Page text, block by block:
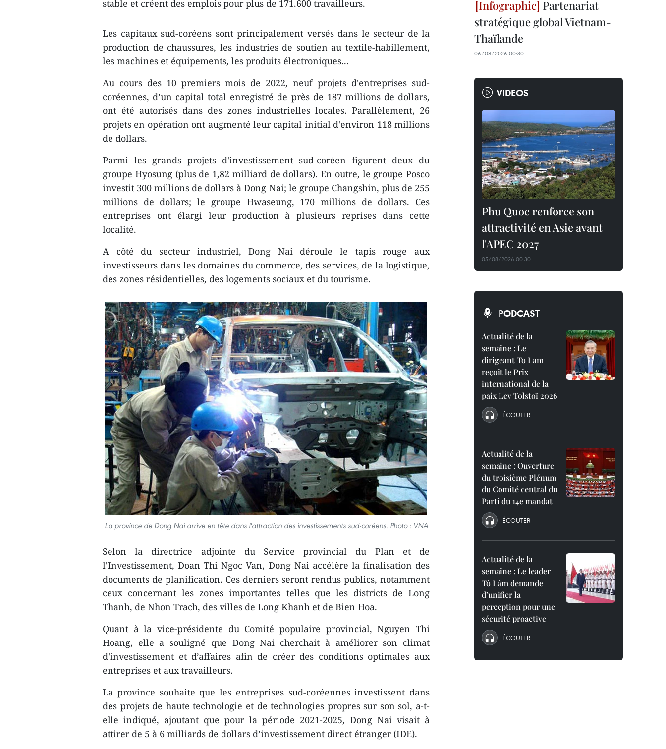
stable et créent des emplois pour plus de 171.600 travailleurs.
Les capitaux sud-coréens sont principalement versés dans le secteur de la
production de chaussures, les industries de soutien au textile-habillement,
les machines et équipements, les produits électroniques...
Au cours des 10 premiers mois de 2022, neuf projets d'entreprises sud-
coréennes, d’un capital total enregistré de près de 187 millions de dollars,
ont été autorisés dans des zones industrielles locales. Parallèlement, 26
projets en opération ont augmenté leur capital initial d'environ 118 millions
de dollars.
Parmi les grands projets d'investissement sud-coréen figurent deux du
groupe Hyosung (plus de 1,82 milliard de dollars). En outre, le groupe Posco
investit 300 millions de dollars à Dong Nai; le groupe Changshin, plus de 255
millions de dollars; le groupe Hwaseung, 170 millions de dollars. Ces
entreprises ont élargi leur production à plusieurs reprises dans cette
localité.
A côté du secteur industriel, Dong Nai déroule le tapis rouge aux
investisseurs dans les domaines du commerce, des services, de la logistique,
des zones résidentielles, des logements sociaux et du tourisme.
La province de Dong Nai arrive en tête dans l'attraction des investissements sud-coréens. Photo : VNA
Selon la directrice adjointe du Service provincial du Plan et de
l'Investissement, Doan Thi Ngoc Van, Dong Nai accélère la finalisation des
documents de planification. Ces derniers seront rendus publics, notamment
ceux concernant les zones importantes telles que les districts de Long
Thanh, de Nhon Trach, des villes de Long Khanh et de Bien Hoa.
Quant à la vice-présidente du Comité populaire provincial, Nguyen Thi
Hoang, elle a souligné que Dong Nai cherchait à améliorer son climat
d'investissement et d’affaires afin de créer des conditions optimales aux
entreprises et aux travailleurs.
La province souhaite que les entreprises sud-coréennes investissent dans
des projets de haute technologie et de technologies propres sur son sol, a-t-
elle indiqué, ajoutant que pour la période 2021-2025, Dong Nai visait à
attirer de 5 à 6 milliards de dollars d’investissement direct étranger (IDE).
Partenariat
stratégique global Vietnam-
Thaïlande
06/08/2026 00:30
VIDEOS
Phu Quoc renforce son
attractivité en Asie avant
l'APEC 2027
05/08/2026 00:30
PODCAST
Actualité de la
semaine : Le
dirigeant To Lam
reçoit le Prix
international de la
paix Lev Tolstoï 2026
ÉCOUTER
Actualité de la
semaine : Ouverture
du troisième Plénum
du Comité central du
Parti du 14e mandat
ÉCOUTER
Actualité de la
semaine : Le leader
Tô Lâm demande
d’unifier la
perception pour une
sécurité proactive
ÉCOUTER